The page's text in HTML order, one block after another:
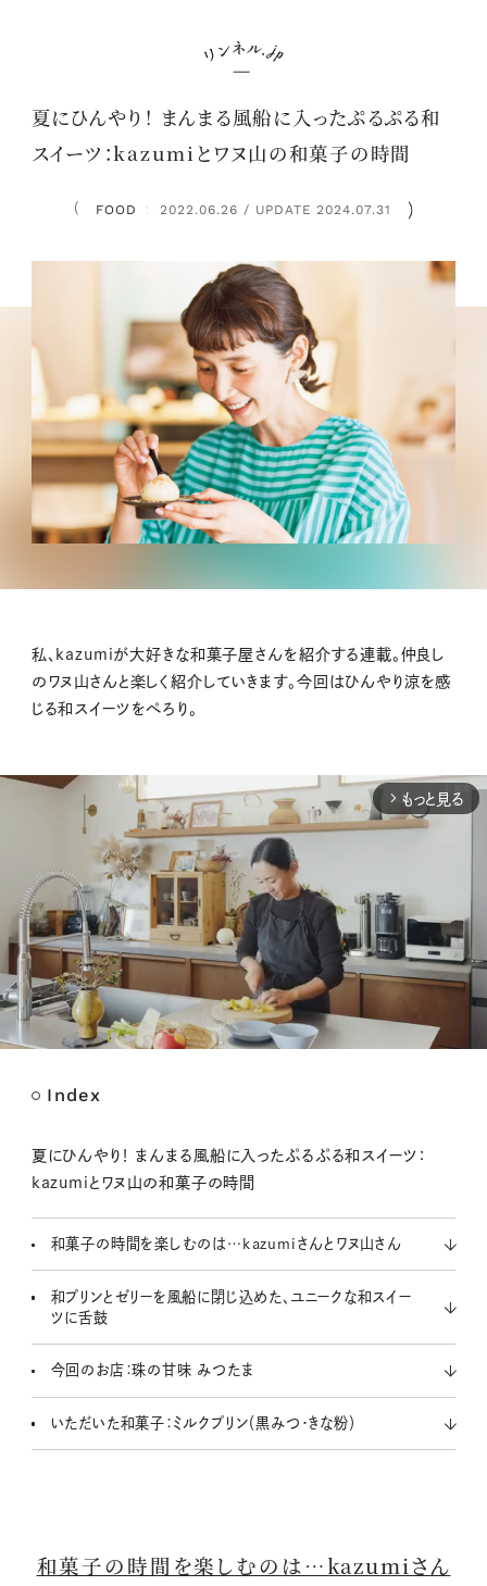
夏にひんやり！ まんまる風船に入ったぷるぷる和
スイーツ：kazumiとワヌ山の和菓子の時間
FOOD ： 2022.06.26 / UPDATE 2024.07.31
私、kazumiが大好きな和菓子屋さんを紹介する連載。仲良し
のワヌ山さんと楽しく紹介していきます。今回はひんやり涼を感
じる和スイーツをぺろり。
arrow_forward_ios もっと見る
t
Index
夏にひんやり！ まんまる風船に入ったぷるぷる和スイーツ：
kazumiとワヌ山の和菓子の時間
和菓子の時間を楽しむのは…kazumiさんとワヌ山さん
和プリンとゼリーを風船に閉じ込めた、ユニークな和スイー
ツに舌鼓
今回のお店：珠の甘味 みつたま
いただいた和菓子：ミルクプリン（黒みつ・きな粉）
和菓子の時間を楽しむのは…kazumiさん